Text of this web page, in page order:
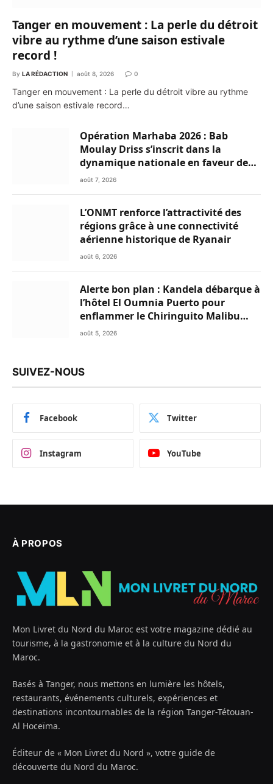
Tanger en mouvement : La perle du détroit
vibre au rythme d’une saison estivale
record !
By LA RÉDACTION août 8, 2026 0
Tanger en mouvement : La perle du détroit vibre au rythme
d’une saison estivale record…
Opération Marhaba 2026 : Bab
Moulay Driss s’inscrit dans la
dynamique nationale en faveur des
Marocains du Monde
août 7, 2026
L’ONMT renforce l’attractivité des
régions grâce à une connectivité
aérienne historique de Ryanair
août 6, 2026
Alerte bon plan : Kandela débarque à
l’hôtel El Oumnia Puerto pour
enflammer le Chiringuito Malibu
Club
août 5, 2026
SUIVEZ-NOUS
Facebook Twitter
Instagram YouTube
À PROPOS
Mon Livret du Nord du Maroc est votre magazine dédié au
tourisme, à la gastronomie et à la culture du Nord du
Maroc.
Basés à Tanger, nous mettons en lumière les hôtels,
restaurants, événements culturels, expériences et
destinations incontournables de la région Tanger-Tétouan-
Al Hoceïma.
Éditeur de « Mon Livret du Nord », votre guide de
découverte du Nord du Maroc.